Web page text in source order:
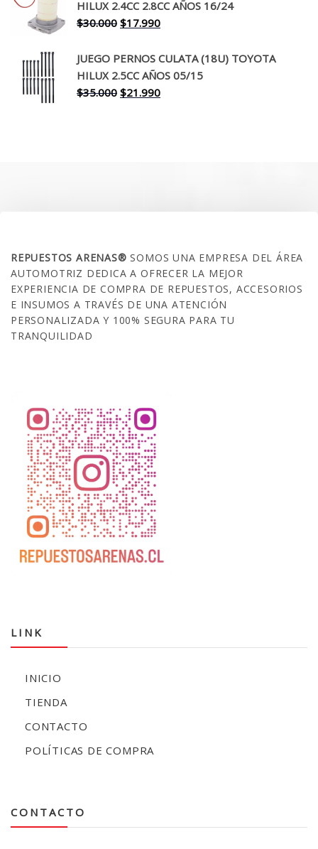
era:
$260.000.
es:
HILUX 2.4CC 2.8CC AÑOS 16/24
$30.000 El
original
era:
$30.000.
$17.990El
actual
es:
$17.990.
JUEGO PERNOS CULATA (18U) TOYOTA
HILUX 2.5CC AÑOS 05/15
$35.000 El
$21.990El
REPUESTOS ARENAS®SOMOS UNA EMPRESA DEL ÁREA
AUTOMOTRIZ DEDICA A OFRECER LA MEJOR
EXPERIENCIA DE COMPRA DE REPUESTOS, ACCESORIOS
E INSUMOS A TRAVÉS DE UNA ATENCIÓN
PERSONALIZADA Y 100% SEGURA PARA TU
TRANQUILIDAD
LINK
INICIO
TIENDA
CONTACTO
POLÍTICAS DE COMPRA
CONTACTO